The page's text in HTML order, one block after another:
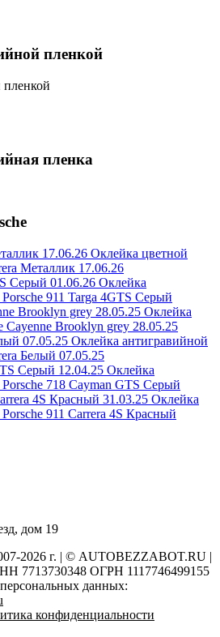
пленкой
пленка
Оклейка цветной
Металлик 17.06.26
Оклейка
Porsche 911 Targa 4GTS Серый
Оклейка
Cayenne Brooklyn grey 28.05.25
Оклейка антигравийной
Белый 07.05.25
Оклейка
Porsche 718 Cayman GTS Серый
Оклейка
Porsche 911 Carrera 4S Красный
дом 19
2026 г. | © AUTOBEZZABOT.RU |
7713730348 ОГРН 1117746499155
данных:
конфиденциальности